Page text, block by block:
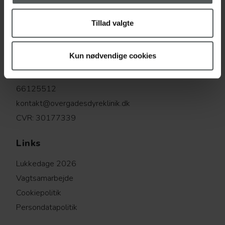
Tillad valgte
Kun nødvendige cookies
Overgades Dyreklinik
Overgade 43 , 5000 Odense C
66125512
kontakt@overgadesdyreklinik.dk
CVR: 30177339
Links
Lukkedage 2026
Vagtsamarbejde
Cookiepolitik
Persondatapolitik